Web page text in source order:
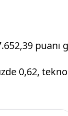
puanı
0,62,